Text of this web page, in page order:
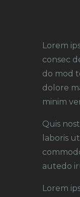
Lorem
consec
do mod
dolore
minim
Quis
laboris
autedo
Lorem